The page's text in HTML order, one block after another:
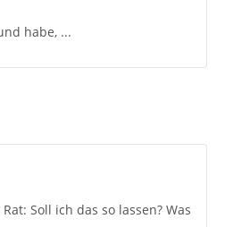
habe, ...
Soll ich das so lassen? Was